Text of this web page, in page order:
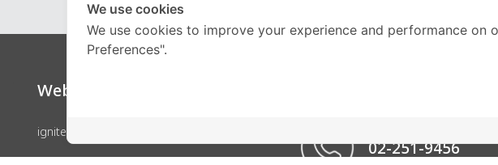
Website
ignite by OnDemand
02-251-9456
We use cookies
We use cookies to improve your experience and performance on
Preferences".